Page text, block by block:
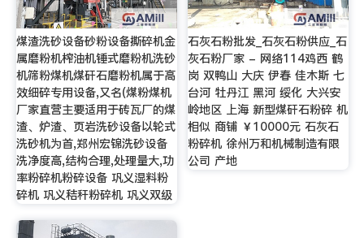
煤渣洗砂设备砂粉设备撕碎机金
属磨粉机榨油机锤式磨粉机洗砂
机筛粉煤机煤矸石磨粉机属于高
效细碎专用设备,又名(煤粉煤机
厂家直营主要适用于砖瓦厂的煤
渣、炉渣、页岩洗砂设备以轮式
洗砂机为首,郑州宏锦洗砂设备
洗净度高,结构合理,处理量大,功
率粉碎机粉碎设备 巩义湿料粉
碎机 巩义秸秆粉碎机 巩义双级
石灰石粉批发_石灰石粉供应_石
灰石粉厂家 - 网络114鸡西 鹤
岗 双鸭山 大庆 伊春 佳木斯 七
台河 牡丹江 黑河 绥化 大兴安
岭地区 上海 新型煤矸石粉碎 机
相似 商铺 ￥10000元 石灰石
粉碎机 徐州万和机械制造有限
公司 产地